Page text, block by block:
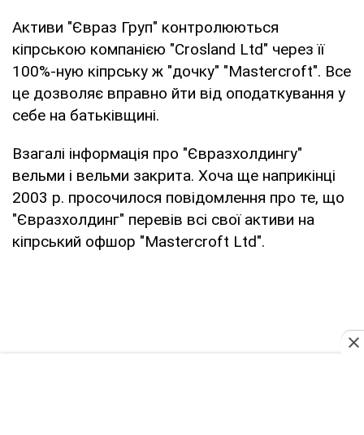
Активи "Євраз Груп" контролюються
кіпрською компанією "Crosland Ltd" через її
100%-ную кіпрську ж "дочку" "Mastercroft". Все
це дозволяє вправно йти від оподаткування у
себе на батьківщині.
Взагалі інформація про "Євразхолдингу"
вельми і вельми закрита. Хоча ще наприкінці
2003 р. просочилося повідомлення про те, що
"Євразхолдинг" перевів всі свої активи на
кіпрський офшор "Mastercroft Ltd".